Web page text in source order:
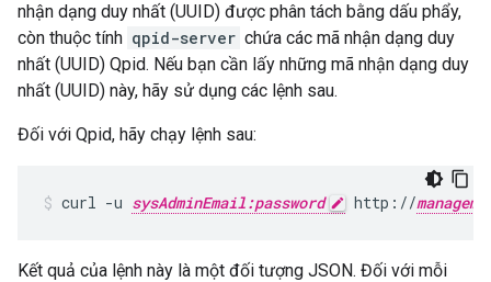
nhận dạng duy nhất (UUID) được phân tách bằng dấu phẩy,
còn thuộc tính qpid-server chứa các mã nhận dạng duy
nhất (UUID) Qpid. Nếu bạn cần lấy những mã nhận dạng duy
nhất (UUID) này, hãy sử dụng các lệnh sau.
Đối với Qpid, hãy chạy lệnh sau:
curl -u sysAdminEmail:password http://
Kết quả của lệnh này là một đối tượng JSON. Đối với mỗi